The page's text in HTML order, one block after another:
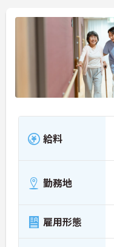
給料
勤務地
雇用形態